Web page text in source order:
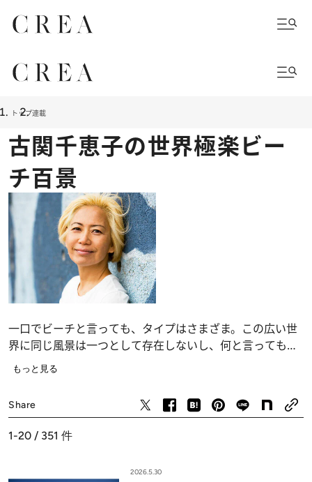
トップ連載
古関千恵子の世界極楽ビー
チ百景
一口でビーチと言っても、タイプはさまざま。この広い世
界に同じ風景は一つとして存在しないし、何と言っても地
球の7割は海。つまり、その数は無尽蔵ってこと？ 今まで
さんが、至福のビーチを厳選してご紹介します！
もっと見る
Share
1-20 / 351 件
2026.5.30